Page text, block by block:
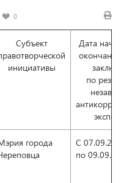
0
Субъект
инициативы
Дата
по
города
С
по